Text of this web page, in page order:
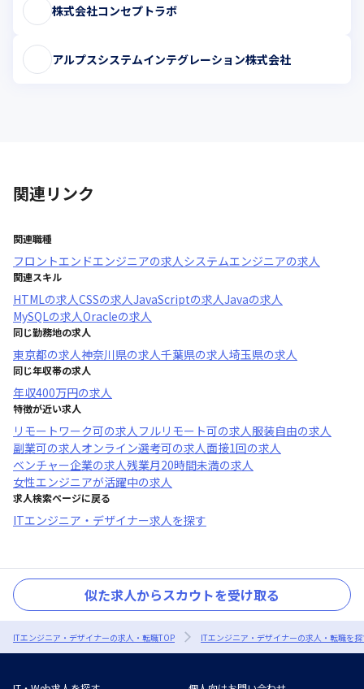
株式会社コンセプトラボ
アルプスシステムインテグレーション株式会社
関連リンク
関連職種
フロントエンドエンジニアの求人システムエンジニアの求人
関連スキル
HTMLの求人CSSの求人JavaScriptの求人Javaの求人
MySQLの求人Oracleの求人
同じ勤務地の求人
東京都の求人神奈川県の求人千葉県の求人埼玉県の求人
同じ年収帯の求人
年収400万円の求人
特徴が近い求人
リモートワーク可の求人フルリモート可の求人服装自由の求人
副業可の求人オンライン選考可の求人面接1回の求人
ベンチャー企業の求人残業月20時間未満の求人
女性エンジニアが活躍中の求人
求人検索ページに戻る
ITエンジニア・デザイナー求人を探す
似た求人からスカウトを受け取る
ITエンジニア・デザイナーの求人・転職TOP ITエンジニア・デザイナーの求人・転職を